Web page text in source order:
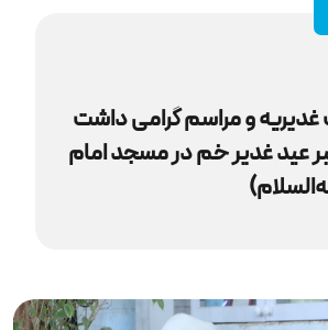
غدیریه و مراسم گرامی‌ داشت
عید غدیر خم در مسجد امام